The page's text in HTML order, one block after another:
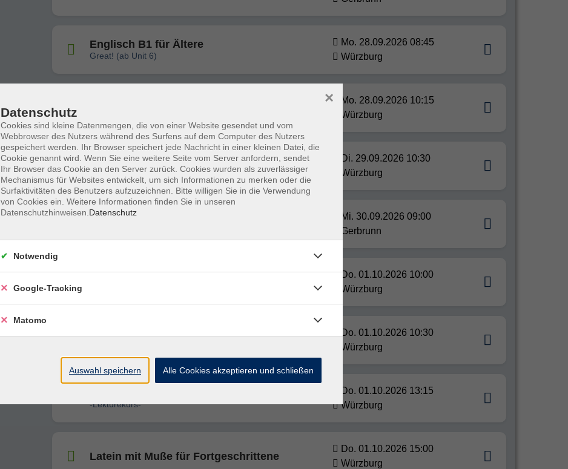
Englisch B1 für Ältere
Great! (ab Unit 6)
Mo. 28.09.2026 08:45
Würzburg
Mo. 28.09.2026 10:15
Würzburg
Englisch B1 für Ältere
Go for it! (ab Unit 7)
Di. 29.09.2026 10:30
Würzburg
Mi. 30.09.2026 09:00
Gerbrunn
Do. 01.10.2026 10:00
Würzburg
Englisch B2: Konversation für Ältere
Do. 01.10.2026 10:30
Würzburg
-Lektürekurs-
Do. 01.10.2026 13:15
Würzburg
Latein mit Muße für Fortgeschrittene
Do. 01.10.2026 15:00
Würzburg
Datenschutz
Cookies sind kleine Datenmengen, die von einer Website gesendet und vom
Webbrowser des Nutzers während des Surfens auf dem Computer des Nutzers
gespeichert werden. Ihr Browser speichert jede Nachricht in einer kleinen Datei, die
Cookie genannt wird. Wenn Sie eine weitere Seite vom Server anfordern, sendet
Ihr Browser das Cookie an den Server zurück. Cookies wurden als zuverlässiger
Mechanismus für Websites entwickelt, um sich Informationen zu merken oder die
Surfaktivitäten des Benutzers aufzuzeichnen. Bitte willigen Sie in die Verwendung
von Cookies ein. Weitere Informationen finden Sie in unseren
Datenschutzhinweisen. Datenschutz
×
Notwendig
Google-Tracking
Matomo
Auswahl speichern Alle Cookies akzeptieren und schließen